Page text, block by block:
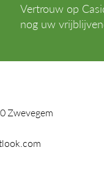
Vertrouw op
nog uw
Zwevegem